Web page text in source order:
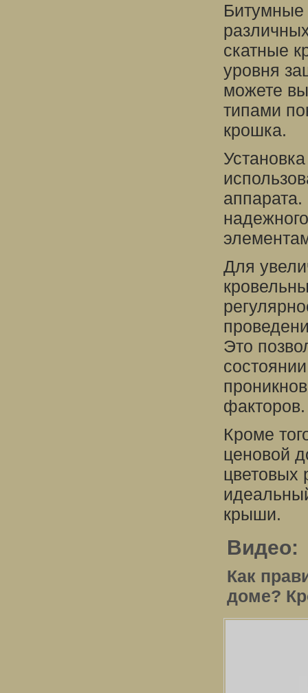
Битумные
скатные
уровня
можете
типами
крошка.
аппарата.
Для
Это
факторов.
Кроме
ценовой
цветовых
крыши.
Видео:
Как
доме?